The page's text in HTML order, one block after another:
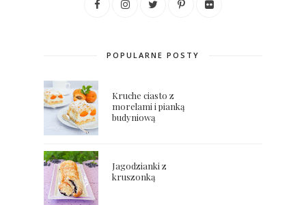
POPULARNE POSTY
Kruche ciasto z
morelami i pianką
budyniową
Jagodzianki z
kruszonką